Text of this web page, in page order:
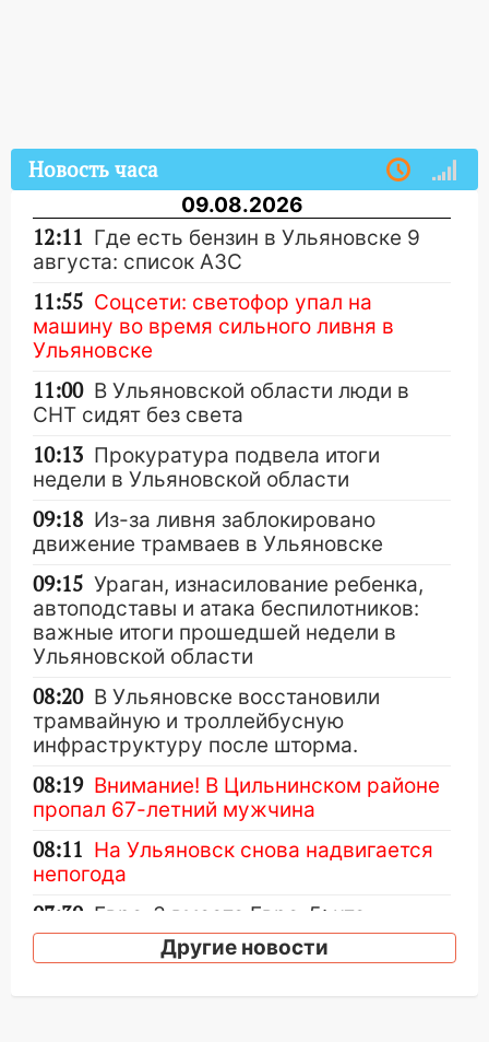
Новость часа
09.08.2026
12:11 Где есть бензин в Ульяновске 9
августа: список АЗС
11:55 Соцсети: светофор упал на
машину во время сильного ливня в
Ульяновске
11:00 В Ульяновской области люди в
СНТ сидят без света
10:13 Прокуратура подвела итоги
недели в Ульяновской области
09:18 Из-за ливня заблокировано
движение трамваев в Ульяновске
09:15 Ураган, изнасилование ребенка,
автоподставы и атака беспилотников:
важные итоги прошедшей недели в
Ульяновской области
08:20 В Ульяновске восстановили
трамвайную и троллейбусную
инфраструктуру после шторма.
08:19 Внимание! В Цильнинском районе
пропал 67-летний мужчина
08:11 На Ульяновск снова надвигается
непогода
07:30 Евро-3 вместо Евро-5: что
означают классы бензина и можно ли
заливать «старое» топливо в
Другие новости